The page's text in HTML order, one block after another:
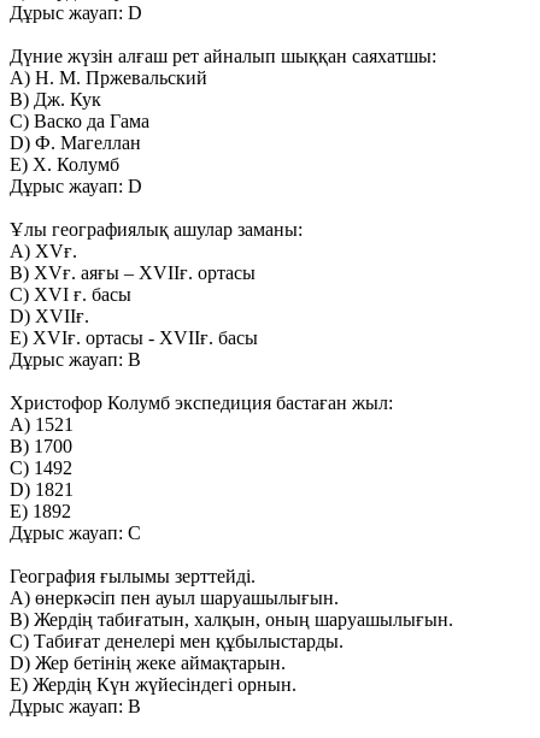
Дұрыс жауап: D
Дүние жүзін алғаш рет айналып шыққан саяхатшы:
A) Н. М. Пржевальский
B) Дж. Кук
C) Васко да Гама
D) Ф. Магеллан
E) Х. Колумб
Дұрыс жауап: D
Ұлы географиялық ашулар заманы:
A) ХVғ.
B) ХVғ. аяғы – ХVІІғ. ортасы
C) ХVІ ғ. басы
D) ХVІІғ.
E) ХVІғ. ортасы - ХVІІғ. басы
Дұрыс жауап: B
Христофор Колумб экспедиция бастаған жыл:
A) 1521
B) 1700
C) 1492
D) 1821
E) 1892
Дұрыс жауап: C
География ғылымы зерттейді.
А) өнеркәсіп пен ауыл шаруашылығын.
В) Жердің табиғатын, халқын, оның шаруашылығын.
С) Табиғат денелері мен құбылыстарды.
D) Жер бетінің жеке аймақтарын.
Е) Жердің Күн жүйесіндегі орнын.
Дұрыс жауап: В